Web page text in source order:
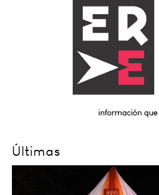
Últimas